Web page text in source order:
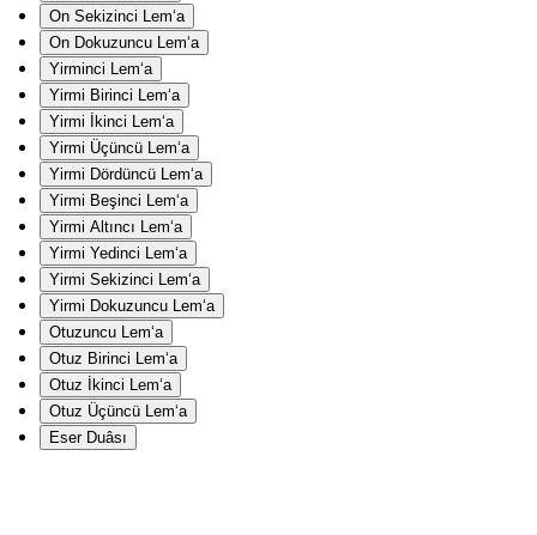
On Sekizinci Lem‘a
On Dokuzuncu Lem‘a
Yirminci Lem‘a
Yirmi Birinci Lem‘a
Yirmi İkinci Lem‘a
Yirmi Üçüncü Lem‘a
Yirmi Dördüncü Lem‘a
Yirmi Beşinci Lem‘a
Yirmi Altıncı Lem‘a
Yirmi Yedinci Lem‘a
Yirmi Sekizinci Lem‘a
Yirmi Dokuzuncu Lem‘a
Otuzuncu Lem‘a
Otuz Birinci Lem‘a
Otuz İkinci Lem‘a
Otuz Üçüncü Lem‘a
Eser Duâsı